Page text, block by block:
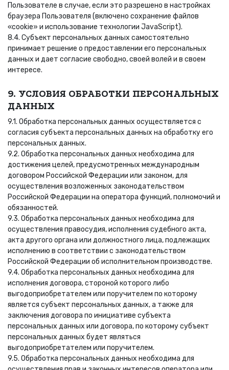
Пользователе в случае, если это разрешено в настройках
браузера Пользователя (включено сохранение файлов
«cookie» и использование технологии JavaScript).
8.4. Субъект персональных данных самостоятельно
принимает решение о предоставлении его персональных
данных и дает согласие свободно, своей волей и в своем
интересе.
9. УСЛОВИЯ ОБРАБОТКИ ПЕРСОНАЛЬНЫХ
ДАННЫХ
9.1. Обработка персональных данных осуществляется с
согласия субъекта персональных данных на обработку его
персональных данных.
9.2. Обработка персональных данных необходима для
достижения целей, предусмотренных международным
договором Российской Федерации или законом, для
осуществления возложенных законодательством
Российской Федерации на оператора функций, полномочий и
обязанностей.
9.3. Обработка персональных данных необходима для
осуществления правосудия, исполнения судебного акта,
акта другого органа или должностного лица, подлежащих
исполнению в соответствии с законодательством
Российской Федерации об исполнительном производстве.
9.4. Обработка персональных данных необходима для
исполнения договора, стороной которого либо
выгодоприобретателем или поручителем по которому
является субъект персональных данных, а также для
заключения договора по инициативе субъекта
персональных данных или договора, по которому субъект
персональных данных будет являться
выгодоприобретателем или поручителем.
9.5. Обработка персональных данных необходима для